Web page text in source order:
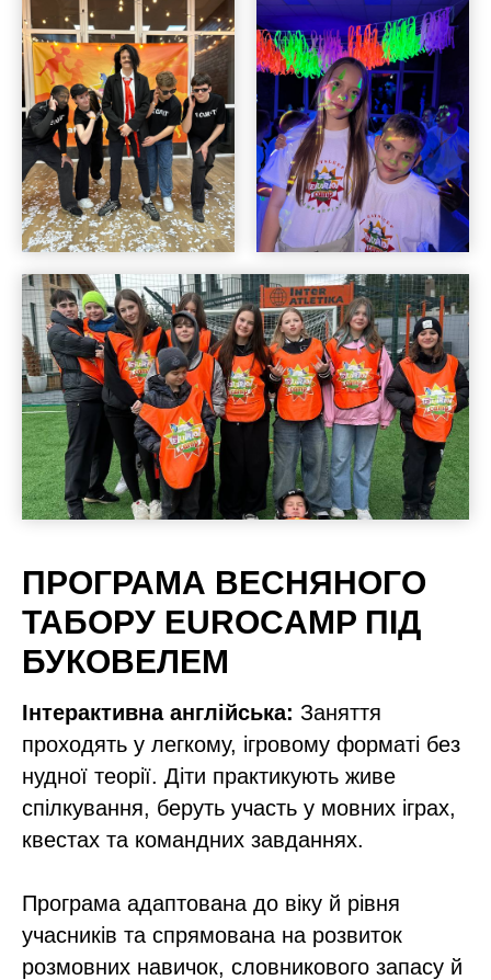
ПРОГРАМА ВЕСНЯНОГО
ТАБОРУ EUROCAMP ПІД
БУКОВЕЛЕМ
Інтерактивна англійська: Заняття
проходять у легкому, ігровому форматі без
нудної теорії. Діти практикують живе
спілкування, беруть участь у мовних іграх,
квестах та командних завданнях.
Програма адаптована до віку й рівня
учасників та спрямована на розвиток
розмовних навичок, словникового запасу й